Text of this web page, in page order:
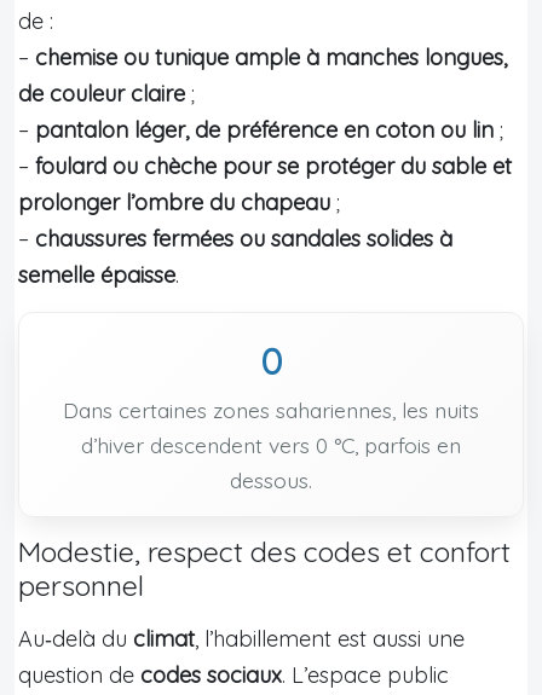
de :
– chemise ou tunique ample à manches longues,
de couleur claire ;
– pantalon léger, de préférence en coton ou lin ;
– foulard ou chèche pour se protéger du sable et
prolonger l’ombre du chapeau ;
– chaussures fermées ou sandales solides à
semelle épaisse.
0
Dans certaines zones sahariennes, les nuits
d’hiver descendent vers 0 °C, parfois en
dessous.
Modestie, respect des codes et confort
personnel
Au‑delà du climat, l’habillement est aussi une
question de codes sociaux. L’espace public